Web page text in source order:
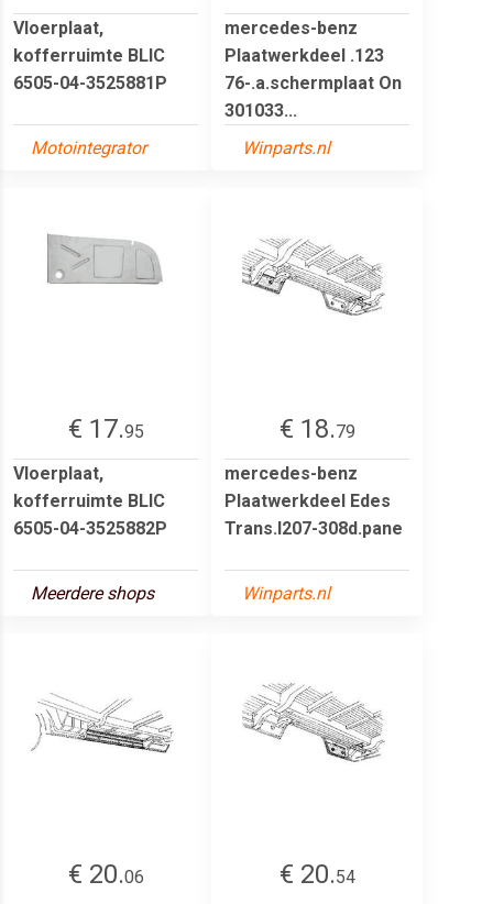
Vloerplaat,
kofferruimte BLIC
6505-04-3525881P
Motointegrator
mercedes-benz
Plaatwerkdeel .123
76-.a.schermplaat On
301033...
Winparts.nl
€ 17.95
Vloerplaat,
kofferruimte BLIC
6505-04-3525882P
Meerdere shops
€ 18.79
mercedes-benz
Plaatwerkdeel Edes
Trans.l207-308d.pane
Winparts.nl
€ 20.06 € 20.54